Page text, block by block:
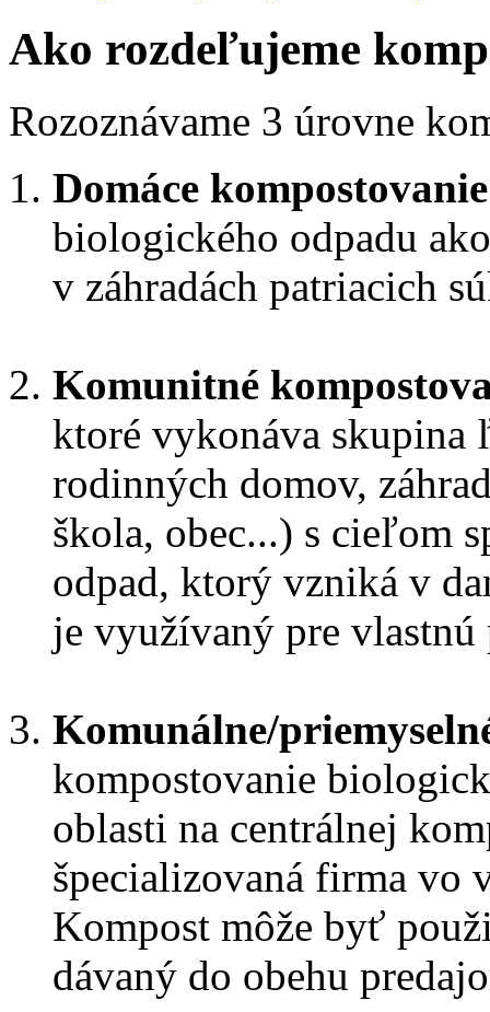
Ako rozdeľujeme
Rozoznávame 3 úrovne
Domáce kompostovanie
biologického odpadu
v záhradách patriacich
Komunitné
ktoré vykonáva
rodinných domov,
škola, obec...) s cieľom
odpad, ktorý vzniká v
je využívaný pre
Komunálne/
kompostovanie
oblasti na centrálnej
špecializovaná firma vo
Kompost môže byť
dávaný do obehu